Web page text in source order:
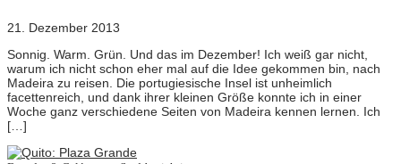
21. Dezember 2013
Sonnig. Warm. Grün. Und das im Dezember! Ich weiß gar nicht,
warum ich nicht schon eher mal auf die Idee gekommen bin, nach
Madeira zu reisen. Die portugiesische Insel ist unheimlich
facettenreich, und dank ihrer kleinen Größe konnte ich in einer
Woche ganz verschiedene Seiten von Madeira kennen lernen. Ich
[…]